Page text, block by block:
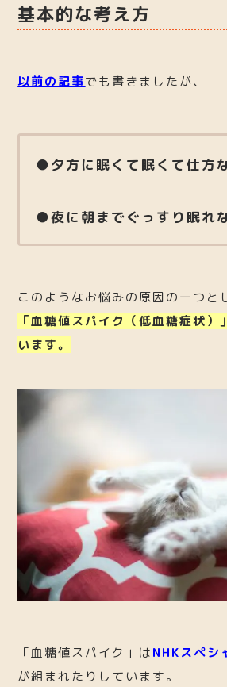
基本的な考え方
以前の記事でも書きましたが、
●夕方に眠くて眠くて仕方
●夜に朝までぐっすり眠れ
このようなお悩みの原因の一つと
「血糖値スパイク（低血糖症状）
います。
「血糖値スパイク」はNHKスペシ
が組まれたりしています。